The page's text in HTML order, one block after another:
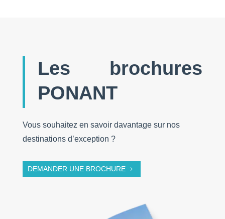
Les brochures
PONANT
Vous souhaitez en savoir davantage sur nos
destinations d’exception ?
DEMANDER UNE BROCHURE